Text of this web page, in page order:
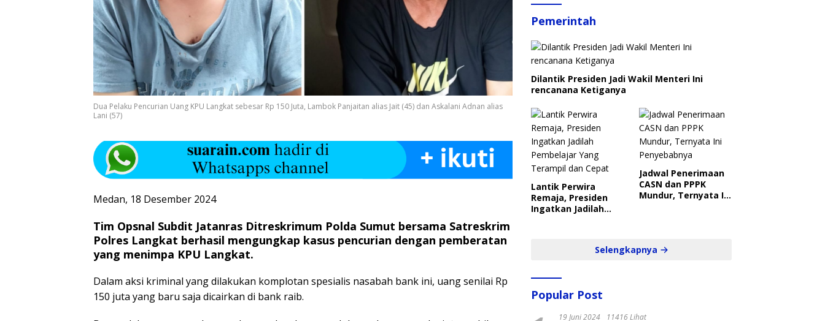
Dua Pelaku Pencurian Uang KPU Langkat sebesar Rp 150 Juta, Lambok Panjaitan alias Jait (45) dan Askalani Adnan alias
Lani (57)
Medan, 18 Desember 2024
Tim Opsnal Subdit Jatanras Ditreskrimum Polda Sumut bersama Satreskrim
Polres Langkat berhasil mengungkap kasus pencurian dengan pemberatan
yang menimpa KPU Langkat.
Dalam aksi kriminal yang dilakukan komplotan spesialis nasabah bank ini, uang senilai Rp
150 juta yang baru saja dicairkan di bank raib.
Pemerintah
Dilantik Presiden Jadi Wakil Menteri Ini
rencanana Ketiganya
Lantik Perwira
Remaja, Presiden
Ingatkan Jadilah
Jadwal Penerimaan
CASN dan PPPK
Mundur, Ternyata Ini
Selengkapnya
Popular Post
19 Juni 2024 11416 Lihat